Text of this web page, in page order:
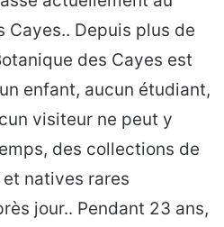
Cayes.. Depuis plus de
des Cayes est
enfant, aucun étudiant,
visiteur ne peut y
des collections de
natives rares
jour.. Pendant 23 ans,